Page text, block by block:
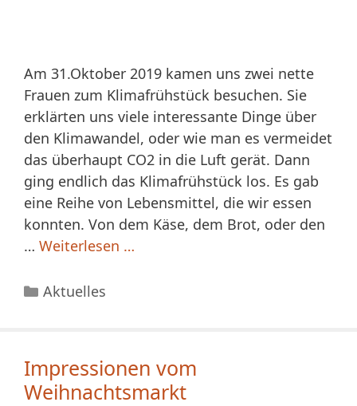
Am 31.Oktober 2019 kamen uns zwei nette
Frauen zum Klimafrühstück besuchen. Sie
erklärten uns viele interessante Dinge über
den Klimawandel, oder wie man es vermeidet
das überhaupt CO2 in die Luft gerät. Dann
ging endlich das Klimafrühstück los. Es gab
eine Reihe von Lebensmittel, die wir essen
konnten. Von dem Käse, dem Brot, oder den
… Weiterlesen …
Kategorien
Aktuelles
Impressionen vom
Weihnachtsmarkt